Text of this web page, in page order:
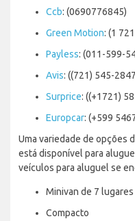
Ccb: (0690776845)
Green Motion: (1
Payless: (011-599-
Avis: ((721) 545-
Surprice: ((+1721)
Europcar: (+599
Uma variedade de opções
está disponível para
veículos para aluguel se
Minivan de 7 lugares
Compacto